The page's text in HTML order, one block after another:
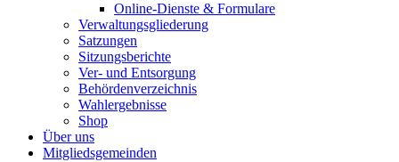
Online-Dienste & Formulare
Verwaltungsgliederung
Satzungen
Sitzungsberichte
Ver- und Entsorgung
Behördenverzeichnis
Wahlergebnisse
Shop
Über uns
Mitgliedsgemeinden